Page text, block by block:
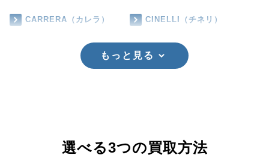
CARRERA（カレラ） CINELLI（チネリ）
もっと見る
選べる3つの買取方法